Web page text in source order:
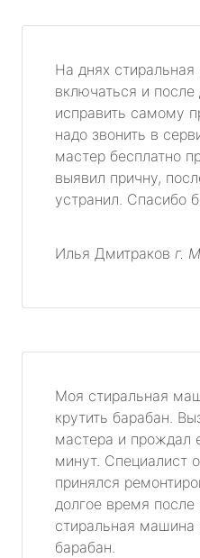
На днях
включаться и после
исправить самому
надо звонить в
мастер бесплатно
выявил причну,
устранил. Спасибо
Илья Дмитраков г.
Моя стиральная
крутить барабан.
мастера и прождал
минут. Специалист
принялся
долгое время
стиральная машина
барабан.